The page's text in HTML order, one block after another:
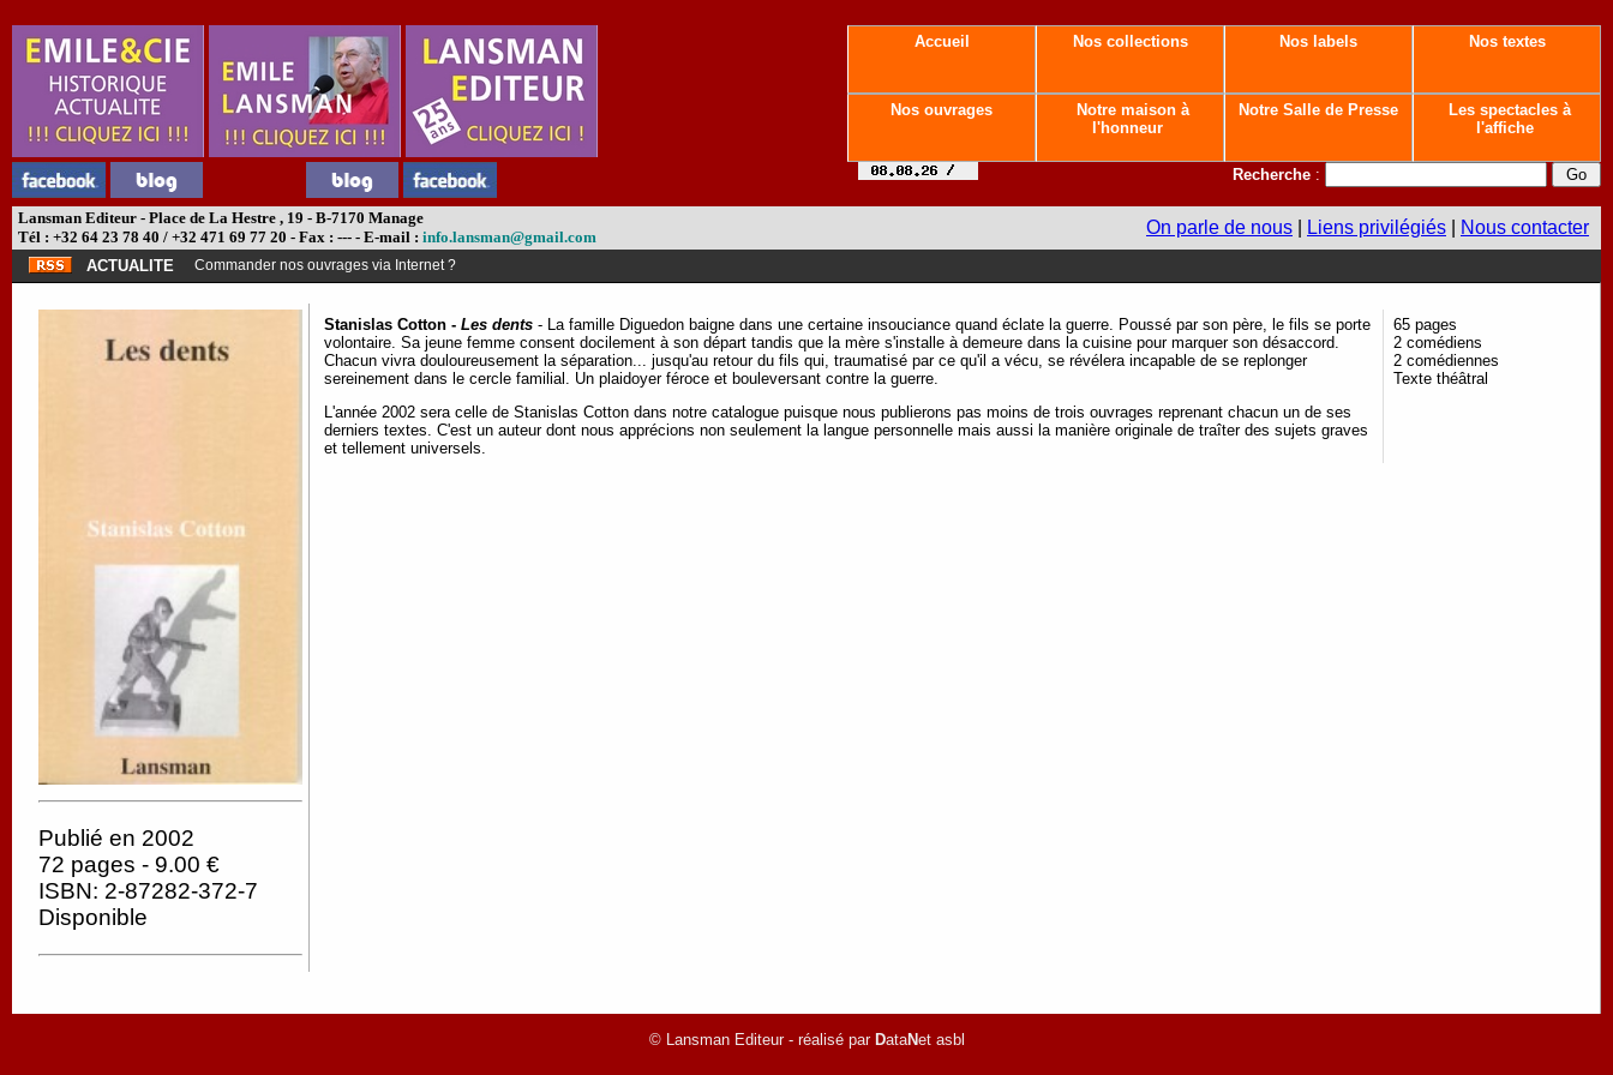
Accueil Nos collections Nos labels Nos textes
Nos ouvrages
Notre maison à
l'honneur
Notre Salle de Presse
Les spectacles à
l'affiche
Recherche :
Lansman Editeur - Place de La Hestre , 19 - B-7170 Manage
Tél : +32 64 23 78 40 / +32 471 69 77 20 - Fax : --- - E-mail : info.lansman@gmail.com On parle de nous Liens privilégiés Nous contacter
ACTUALITE Commander nos ouvrages via Internet ?
Publié en 2002
72 pages - 9.00 €
ISBN: 2-87282-372-7
Disponible
Stanislas Cotton - Les dents - La famille Diguedon baigne dans une certaine insouciance quand éclate la guerre. Poussé par son père, le fils se porte
volontaire. Sa jeune femme consent docilement à son départ tandis que la mère s'installe à demeure dans la cuisine pour marquer son désaccord.
Chacun vivra douloureusement la séparation... jusqu'au retour du fils qui, traumatisé par ce qu'il a vécu, se révélera incapable de se replonger
sereinement dans le cercle familial. Un plaidoyer féroce et bouleversant contre la guerre.
L'année 2002 sera celle de Stanislas Cotton dans notre catalogue puisque nous publierons pas moins de trois ouvrages reprenant chacun un de ses
derniers textes. C'est un auteur dont nous apprécions non seulement la langue personnelle mais aussi la manière originale de traîter des sujets graves
et tellement universels.
65 pages
2 comédiens
2 comédiennes
Texte théâtral
© Lansman Editeur - réalisé par DataNet asbl